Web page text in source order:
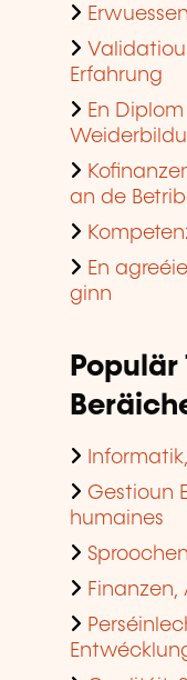
Erfahrung
En
an de
En
ginn
Gestioun
humaines
Sproochen
Finanzen,